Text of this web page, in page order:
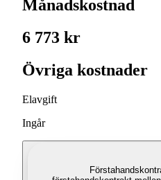
Månadskostnad
6 773 kr
Övriga kostnader
Elavgift
Ingår